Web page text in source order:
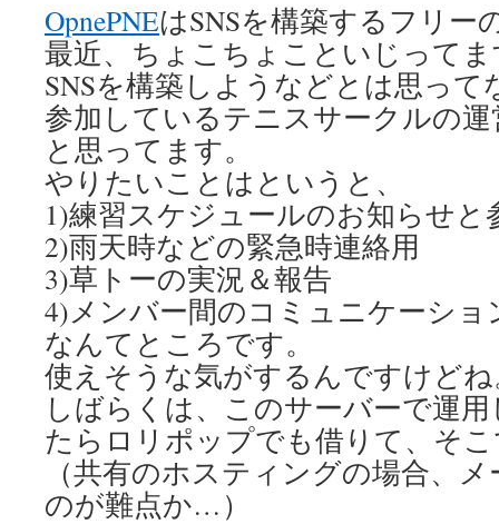
OpnePNEはSNSを構築するフリー
最近、ちょこちょこといじって
SNSを構築しようなどとは思っ
参加しているテニスサークルの
と思ってます。
やりたいことはというと、
1)練習スケジュールのお知らせと
2)雨天時などの緊急時連絡用
3)草トーの実況＆報告
4)メンバー間のコミュニケーショ
なんてところです。
使えそうな気がするんですけど
しばらくは、このサーバーで運
たらロリポップでも借りて、そ
（共有のホスティングの場合、
のが難点か…）